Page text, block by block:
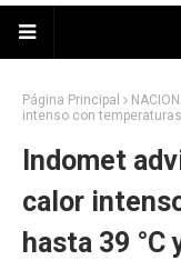
Página Principal
intenso con
Indomet
calor
hasta 39 °C